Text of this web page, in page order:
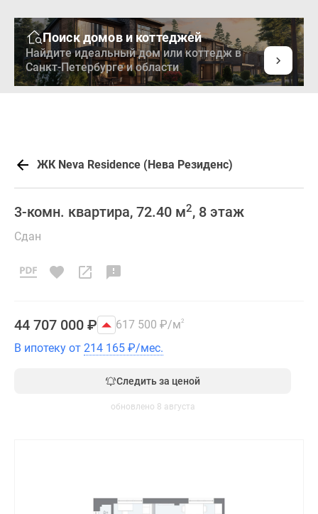
Поиск домов и коттеджей
Найдите идеальный дом или коттедж в
Санкт-Петербурге и области
ЖК Neva Residence (Нева Резиденс)
3-комн. квартира, 72.40 м2, 8 этаж
Сдан
44 707 000 ₽ 617 500 ₽/м2
В ипотеку от 214 165 ₽/мес.
Следить за ценой
обновлено 8 августа